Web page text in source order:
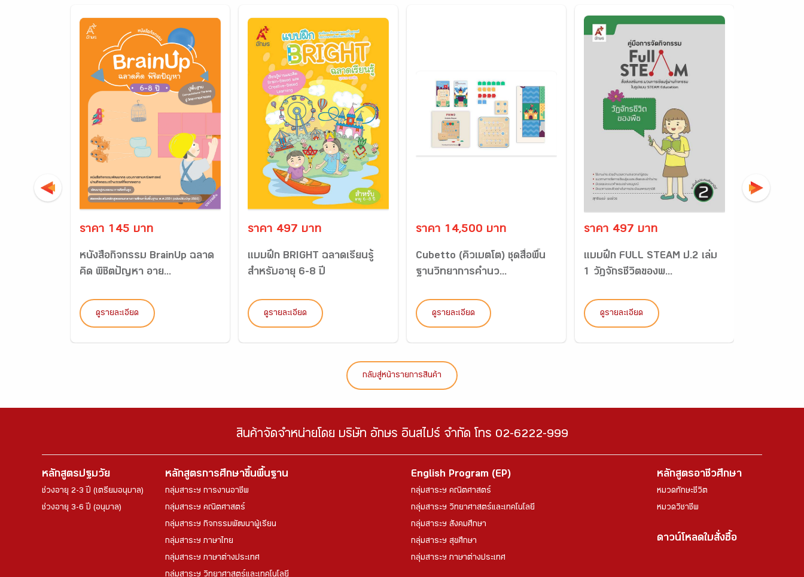
ราคา 145 บาท
หนังสือกิจกรรม BrainUp ฉลาด
คิด พิชิตปัญหา อาย...
ดูรายละเอียด
ราคา 497 บาท
แบบฝึก BRIGHT ฉลาดเรียนรู้
สำหรับอายุ 6-8 ปี
ดูรายละเอียด
ราคา 14,500 บาท
Cubetto (คิวเบตโต) ชุดสื่อพื้น
ฐานวิทยาการคำนว...
ดูรายละเอียด
ราคา 497 บาท
แบบฝึก FULL STEAM ป.2 เล่ม
1 วัฎจักรชีวิตของพ...
ดูรายละเอียด
กลับสู่หน้ารายการสินค้า
สินค้าจัดจำหน่ายโดย บริษัท อักษร อินสไปร์ จำกัด โทร 02-6222-999
หลักสูตรปฐมวัย
ช่วงอายุ 2-3 ปี (เตรียมอนุบาล)
ช่วงอายุ 3-6 ปี (อนุบาล)
หลักสูตรการศึกษาขึ้นพื้นฐาน
กลุ่มสาระฯ การงานอาชีพ
กลุ่มสาระฯ คณิตศาสตร์
กลุ่มสาระฯ กิจกรรมพัฒนาผู้เรียน
กลุ่มสาระฯ ภาษาไทย
กลุ่มสาระฯ ภาษาต่างประเทศ
กลุ่มสาระฯ วิทยาศาสตร์และเทคโนโลยี
English Program (EP)
กลุ่มสาระฯ คณิตศาสตร์
กลุ่มสาระฯ วิทยาศาสตร์และเทคโนโลยี
กลุ่มสาระฯ สังคมศึกษา
กลุ่มสาระฯ สุขศึกษา
กลุ่มสาระฯ ภาษาต่างประเทศ
หลักสูตรอาชีวศึกษา
หมวดทักษะชีวิต
หมวดวิชาชีพ
ดาวน์โหลดใบสั่งซื้อ